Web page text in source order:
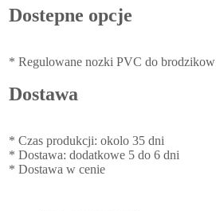
Dostepne opcje
* Regulowane nozki PVC do brodzikow
Dostawa
* Czas produkcji: okolo 35 dni
* Dostawa: dodatkowe 5 do 6 dni
* Dostawa w cenie